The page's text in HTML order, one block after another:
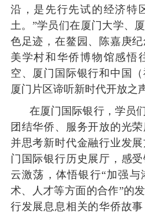
沿，是先行先试的经济特
土。”学员们在厦门大学、
色足迹，在鳌园、陈嘉庚
美学村和华侨博物馆感悟
空、厦门国际银行和中国
厦门片区谛听新时代开放之
在厦门国际银行，学员
团结华侨、服务开放的光
并思考新时代金融行业发
门国际银行历史展厅，感
云激荡，体悟银行“加强与
术、人才等方面的合作”的
行发展息息相关的华侨故